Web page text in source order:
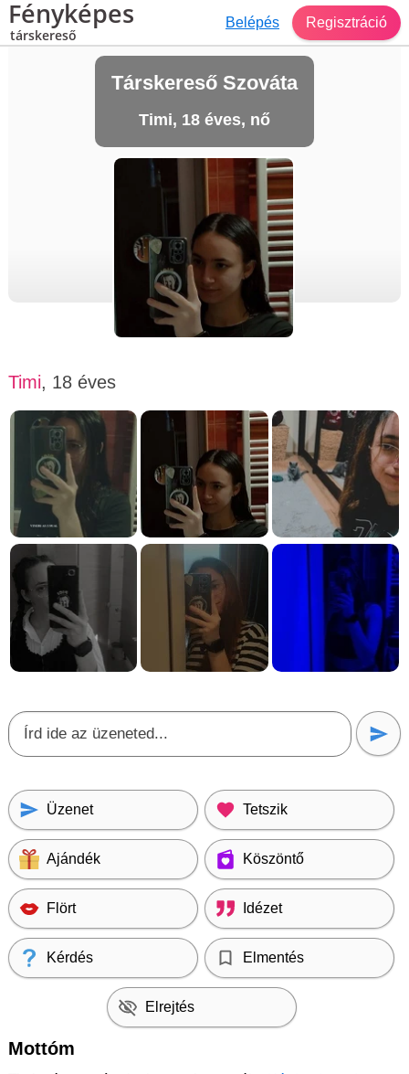
Fényképes
társkereső
Belépés Regisztráció
Társkereső Szováta
Timi, 18 éves, nő
Timi, 18 éves
Üzenet Tetszik
Ajándék Köszöntő
Flört Idézet
Kérdés Elmentés
Elrejtés
Mottóm